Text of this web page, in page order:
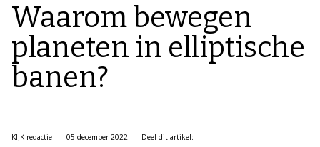
Waarom bewegen
planeten in elliptische
banen?
KIJK-redactie
05 december 2022
Deel dit artikel: